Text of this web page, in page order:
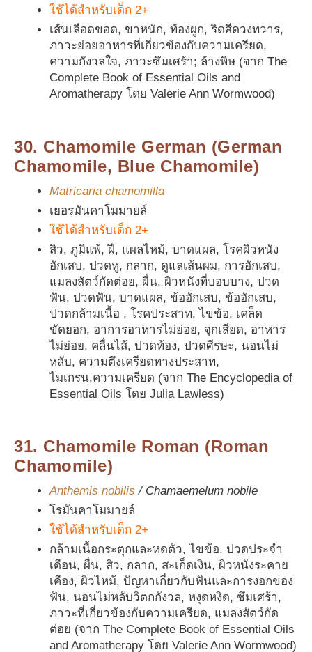
ใช้ได้สำหรับเด็ก 2+
เส้นเลือดขอด, ขาหนัก, ท้องผูก, ริดสีดวงทวาร,
ภาวะย่อยอาหารที่เกี่ยวข้องกับความเครียด,
ความกังวลใจ, ภาวะซึมเศร้า; ล้างพิษ (จาก The
Complete Book of Essential Oils and
Aromatherapy โดย Valerie Ann Wormwood)
30. Chamomile German (German
Chamomile, Blue Chamomile)
Matricaria chamomilla
เยอรมันคาโมมายล์
ใช้ได้สำหรับเด็ก 2+
สิว, ภูมิแพ้, ฝี, แผลไหม้, บาดแผล, โรคผิวหนัง
อักเสบ, ปวดหู, กลาก, ดูแลเส้นผม, การอักเสบ,
แมลงสัตว์กัดต่อย, ผื่น, ผิวหนังที่บอบบาง, ปวด
ฟัน, ปวดฟัน, บาดแผล, ข้ออักเสบ, ข้ออักเสบ,
ปวดกล้ามเนื้อ , โรคประสาท, ไขข้อ, เคล็ด
ขัดยอก, อาการอาหารไม่ย่อย, จุกเสียด, อาหาร
ไม่ย่อย, คลื่นไส้, ปวดท้อง, ปวดศีรษะ, นอนไม่
หลับ, ความตึงเครียดทางประสาท,
ไมเกรน,ความเครียด (จาก The Encyclopedia of
Essential Oils โดย Julia Lawless)
31. Chamomile Roman (Roman
Chamomile)
Anthemis nobilis / Chamaemelum nobile
โรมันคาโมมายล์
ใช้ได้สำหรับเด็ก 2+
กล้ามเนื้อกระตุกและหดตัว, ไขข้อ, ปวดประจำ
เดือน, ผื่น, สิว, กลาก, สะเก็ดเงิน, ผิวหนังระคาย
เคือง, ผิวไหม้, ปัญหาเกี่ยวกับฟันและการงอกของ
ฟัน, นอนไม่หลับวิตกกังวล, หงุดหงิด, ซึมเศร้า,
ภาวะที่เกี่ยวข้องกับความเครียด, แมลงสัตว์กัด
ต่อย (จาก The Complete Book of Essential Oils
and Aromatherapy โดย Valerie Ann Wormwood)